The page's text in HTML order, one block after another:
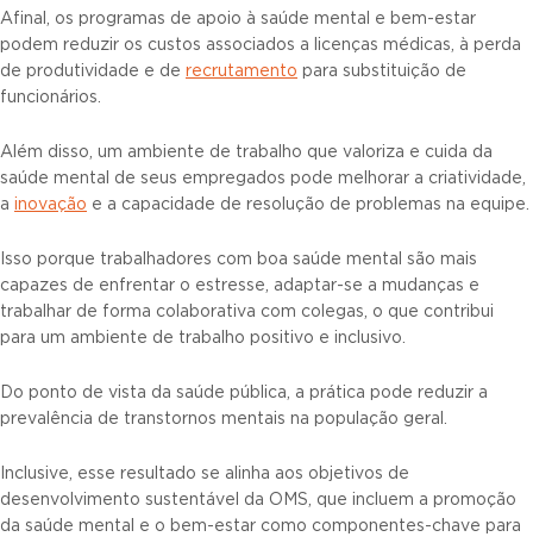
Afinal, os programas de apoio à saúde mental e bem-estar
podem reduzir os custos associados a licenças médicas, à perda
de produtividade e de recrutamento para substituição de
funcionários.
Além disso, um ambiente de trabalho que valoriza e cuida da
saúde mental de seus empregados pode melhorar a criatividade,
a inovação e a capacidade de resolução de problemas na equipe.
Isso porque trabalhadores com boa saúde mental são mais
capazes de enfrentar o estresse, adaptar-se a mudanças e
trabalhar de forma colaborativa com colegas, o que contribui
para um ambiente de trabalho positivo e inclusivo.
Do ponto de vista da saúde pública, a prática pode reduzir a
prevalência de transtornos mentais na população geral.
Inclusive, esse resultado se alinha aos objetivos de
desenvolvimento sustentável da OMS, que incluem a promoção
da saúde mental e o bem-estar como componentes-chave para